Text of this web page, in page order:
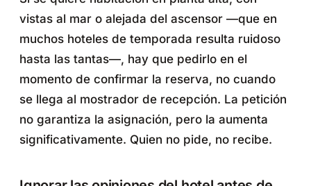
vistas al mar o alejada del ascensor —que en
muchos hoteles de temporada resulta ruidoso
hasta las tantas—, hay que pedirlo en el
momento de confirmar la reserva, no cuando
se llega al mostrador de recepción. La petición
no garantiza la asignación, pero la aumenta
significativamente. Quien no pide, no recibe.